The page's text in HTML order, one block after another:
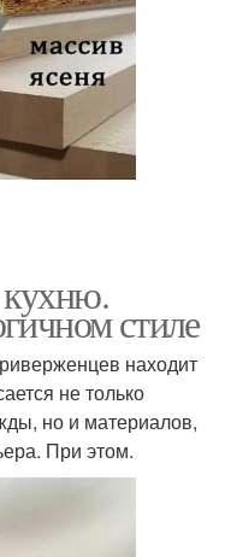
стиле
находит
не только
но и материалов,
При этом.